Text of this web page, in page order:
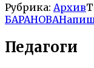
Рубрика: Архив
БАРАНОВА
Педагоги